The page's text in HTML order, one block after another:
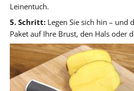
Leinentuch.
5. Schritt: Legen Sie sich hin – und
Paket auf Ihre Brust, den Hals oder